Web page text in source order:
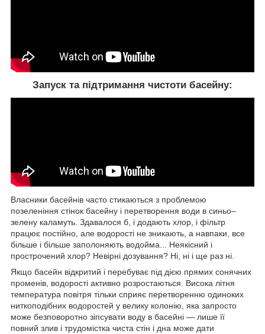
Запуск та підтримання чистоти басейну:
Власники басейнів часто стикаються з проблемою
позеленіння стінок басейну і перетворення води в синьо–
зелену каламуть. Здавалося б, і додають хлор, і фільтр
працює постійно, але водорості не зникають, а навпаки, все
більше і більше заполоняють водойма... Неякісний і
прострочений хлор? Невірні дозування? Ні, ні і ще раз ні.
Якщо басейн відкритий і перебуває під дією прямих сонячних
променів, водорості активно розростаються. Висока літня
температура повітря тільки сприяє перетворенню одиноких
ниткоподібних водоростей у велику колонію, яка запросто
може безповоротно зіпсувати воду в басейні — лише її
повний злив і трудомістка чиста стін і дна може дати